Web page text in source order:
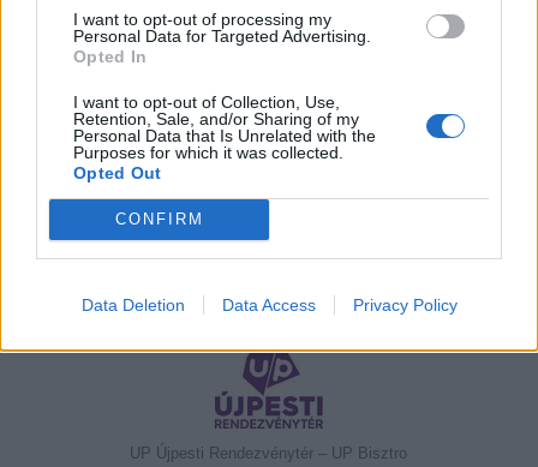
I want to opt-out of processing my
Personal Data for Targeted Advertising.
Opted In
I want to opt-out of Collection, Use,
Retention, Sale, and/or Sharing of my
Personal Data that Is Unrelated with the
Purposes for which it was collected.
Opted Out
CONFIRM
Data Deletion Data Access Privacy Policy
Megismerem
Javasolj egy kutyabarát helyet!
UP Újpesti Rendezvénytér – UP Bisztro